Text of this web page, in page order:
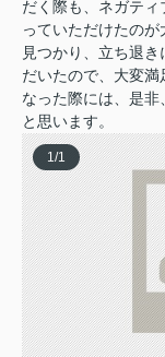
だく際も、ネガテ
っていただけたの
見つかり、立ち退
だいたので、大変
なった際には、是
と思います。
1/1